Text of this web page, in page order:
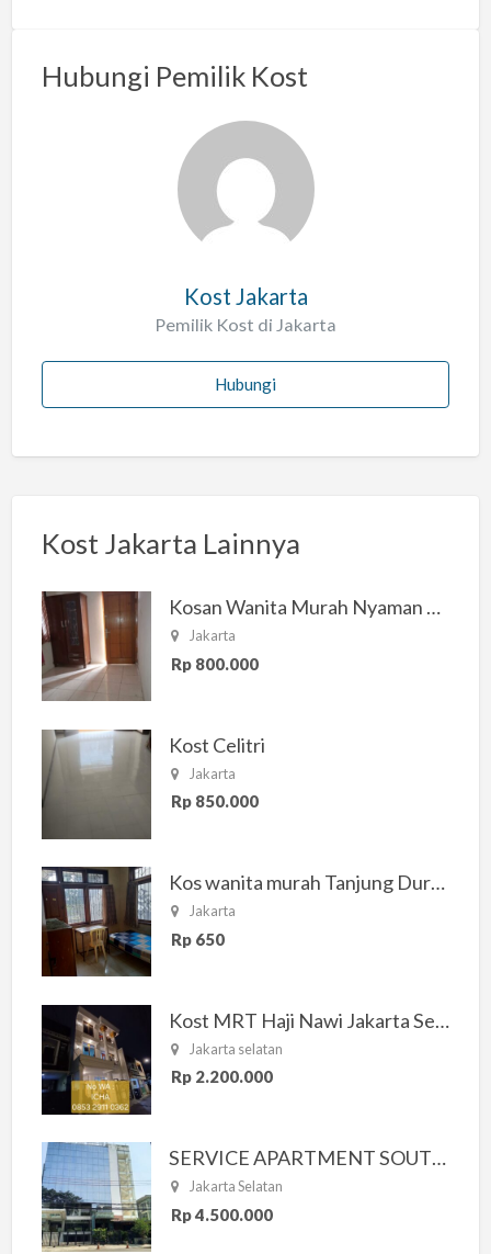
s
Hubungi Pemilik Kost
Kost Jakarta
Pemilik Kost di Jakarta
Hubungi
Kost Jakarta Lainnya
Kosan Wanita Murah Nyaman di Jakarta Selatan
Jakarta
Rp 800.000
Kost Celitri
Jakarta
Rp 850.000
Kos wanita murah Tanjung Duren Jakarta Barat
Jakarta
Rp 650
Kost MRT Haji Nawi Jakarta Selatan
Jakarta selatan
Rp 2.200.000
SERVICE APARTMENT SOUTH RESIDENCE
Jakarta Selatan
Rp 4.500.000